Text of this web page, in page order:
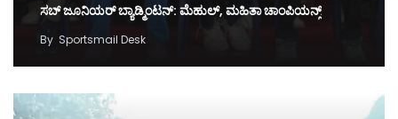
ಸಬ್ ಜೂನಿಯರ್‌ ಬ್ಯಾಡ್ಮಿಂಟನ್‌: ಮೆಹುಲ್‌, ಮಹಿತಾ ಚಾಂಪಿಯನ್ಸ್‌
By Sportsmail Desk